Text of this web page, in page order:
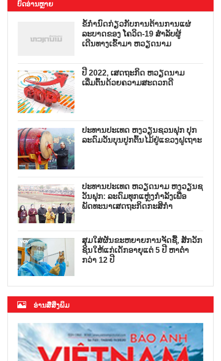
ບົດອ່ານຫຼາຍ
ຂໍ້ກຳນົດກ່ຽວກັບການຕ້ານການແຜ່
ລະບາດຂອງ ໂຄວິດ-19 ສຳລັບຜູ້
ເດີນທາງເຂົ້າມາ ຫວຽດນາມ
ປີ 2022, ເສດຖະກິດ ຫວຽດນາມ
ເລີ່ມຕົ້ນດ້ວຍຄວາມສະດວກດີ
ປະທານປະເທດ ຫງວຽນຊວນຟຸກ ປຸກ
ລະດົມວັນບຸນປູກຕົ້ນໄມ້ຢູ່ແຂວງຝູເຖາະ
ປະທານປະເທດ ຫວຽດນາມ ຫງວຽນຊ
ວັນຟຸກ: ລະດົມທຸກແຫຼ່ງກຳລັງເພື່ອ
ພັດທະນາເສດຖະກິດກະສິກຳ
ສຸມໃສ່ຜັນຂະຫຍາຍການຈັດຊື້, ສັກວັກ
ຊິນໃຫ້ແກ່ເດັກອາຍຸແຕ່ 5 ປີ ຫາຕ່ຳ
ກວ່າ 12 ປີ
ອ່ານສື່ສິ່ງພິມ